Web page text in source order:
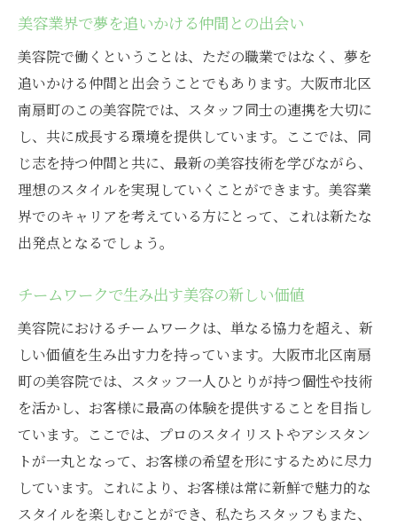
美容業界で夢を追いかける仲間との出会い
美容院で働くということは、ただの職業ではなく、夢を
追いかける仲間と出会うことでもあります。大阪市北区
南扇町のこの美容院では、スタッフ同士の連携を大切に
し、共に成長する環境を提供しています。ここでは、同
じ志を持つ仲間と共に、最新の美容技術を学びながら、
理想のスタイルを実現していくことができます。美容業
界でのキャリアを考えている方にとって、これは新たな
出発点となるでしょう。
チームワークで生み出す美容の新しい価値
美容院におけるチームワークは、単なる協力を超え、新
しい価値を生み出す力を持っています。大阪市北区南扇
町の美容院では、スタッフ一人ひとりが持つ個性や技術
を活かし、お客様に最高の体験を提供することを目指し
ています。ここでは、プロのスタイリストやアシスタン
トが一丸となって、お客様の希望を形にするために尽力
しています。これにより、お客様は常に新鮮で魅力的な
スタイルを楽しむことができ、私たちスタッフもまた、